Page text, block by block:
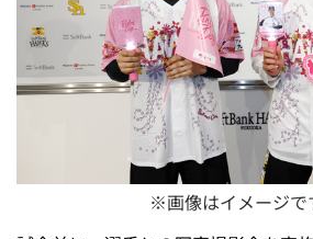
※画像はイメージで